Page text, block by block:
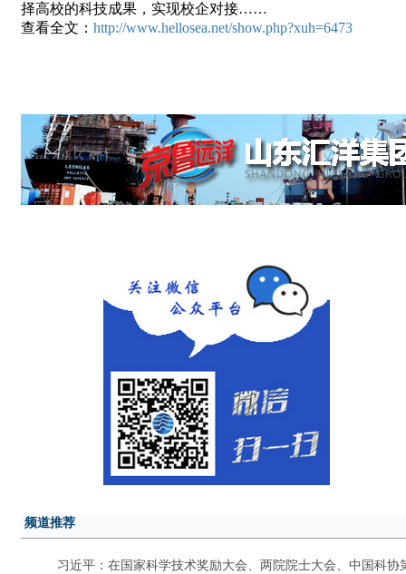
择高校的科技成果，实现校企对接……
查看全文： http://www.hellosea.net/show.php?xuh=6473
频道推荐
习近平：在国家科学技术奖励大会、两院院士大会、中国科协